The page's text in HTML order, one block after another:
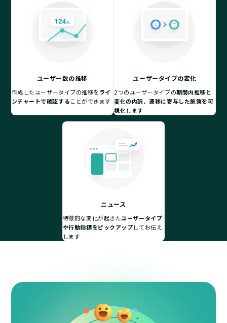
ユーザー数の推移
作成したユーザータイプの推移を ライ
ンチャートで確認する ことができます
ユーザータイプの変化
2つのユーザータイプの期間内推移と
変化の内訳、遷移に寄与した施策を可
視化 します
ニュース
特徴的な変化が起きたユーザータイプ
や行動指標をピックアップ してお伝え
します